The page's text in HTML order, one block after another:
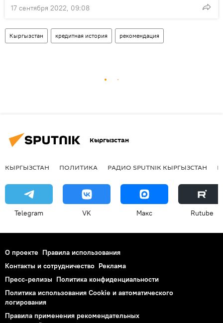
17 сентября 2022, 09:08
Кыргызстан кредитная история рекомендация
Кыргызстан
КЫРГЫЗСТАН ПОЛИТИКА РАДИО SPUTNIK КЫРГЫЗСТАН
Telegram VK Макс Rutube
О проекте Правила использования
Контакты и сотрудничество Реклама
Пресс-релизы Политика конфиденциальности
Политика использования Cookie и автоматического
логирования
Правила применения рекомендательных